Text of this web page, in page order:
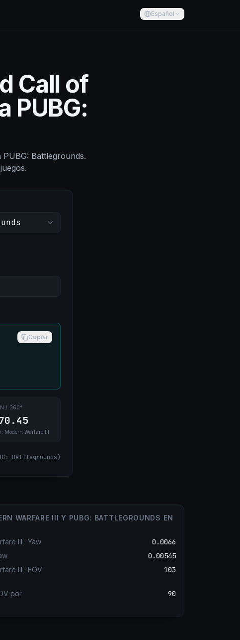
Español
Call of
PUBG:
Battlegrounds.
Copiar
/ 360°
Modern Warfare III
Battlegrounds)
WARFARE III Y PUBG: BATTLEGROUNDS EN
III · Yaw 0.0066
0.00545
III · FOV
103
por
90